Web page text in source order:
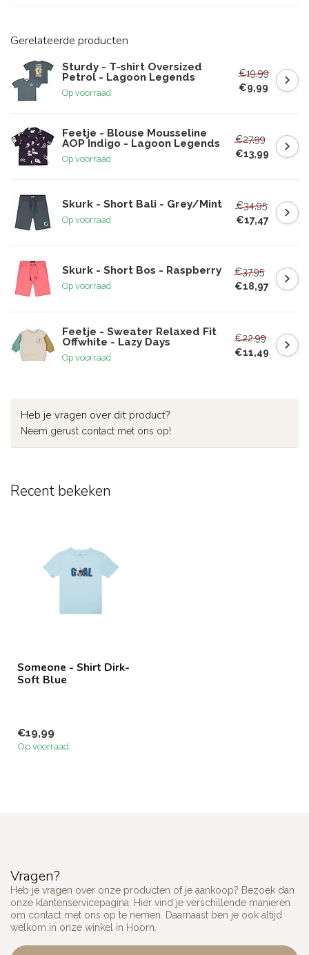
Gerelateerde producten
Sturdy - T-shirt Oversized
Petrol - Lagoon Legends
Op voorraad
€19,99
€9,99
Feetje - Blouse Mousseline
AOP Indigo - Lagoon Legends
Op voorraad
€27,99
€13,99
Skurk - Short Bali - Grey/Mint
Op voorraad
€34,95
€17,47
Skurk - Short Bos - Raspberry
Op voorraad
€37,95
€18,97
Feetje - Sweater Relaxed Fit
Offwhite - Lazy Days
Op voorraad
€22,99
€11,49
Heb je vragen over dit product?
Neem gerust contact met ons op!
Recent bekeken
Someone - Shirt Dirk-
Soft Blue
€19,99
Op voorraad
Vragen?
Heb je vragen over onze producten of je aankoop? Bezoek dan
onze klantenservicepagina. Hier vind je verschillende manieren
om contact met ons op te nemen. Daarnaast ben je ook altijd
welkom in onze winkel in Hoorn.